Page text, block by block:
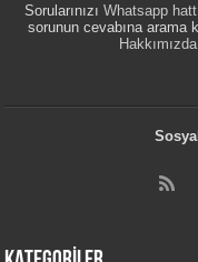
Sorularınızı Whatsapp
sorunun cevabına arama
Hakkımızda